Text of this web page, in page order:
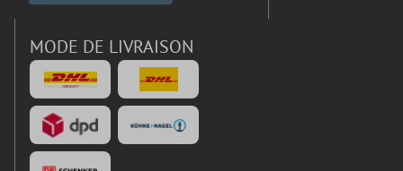
MODE DE LIVRAISON